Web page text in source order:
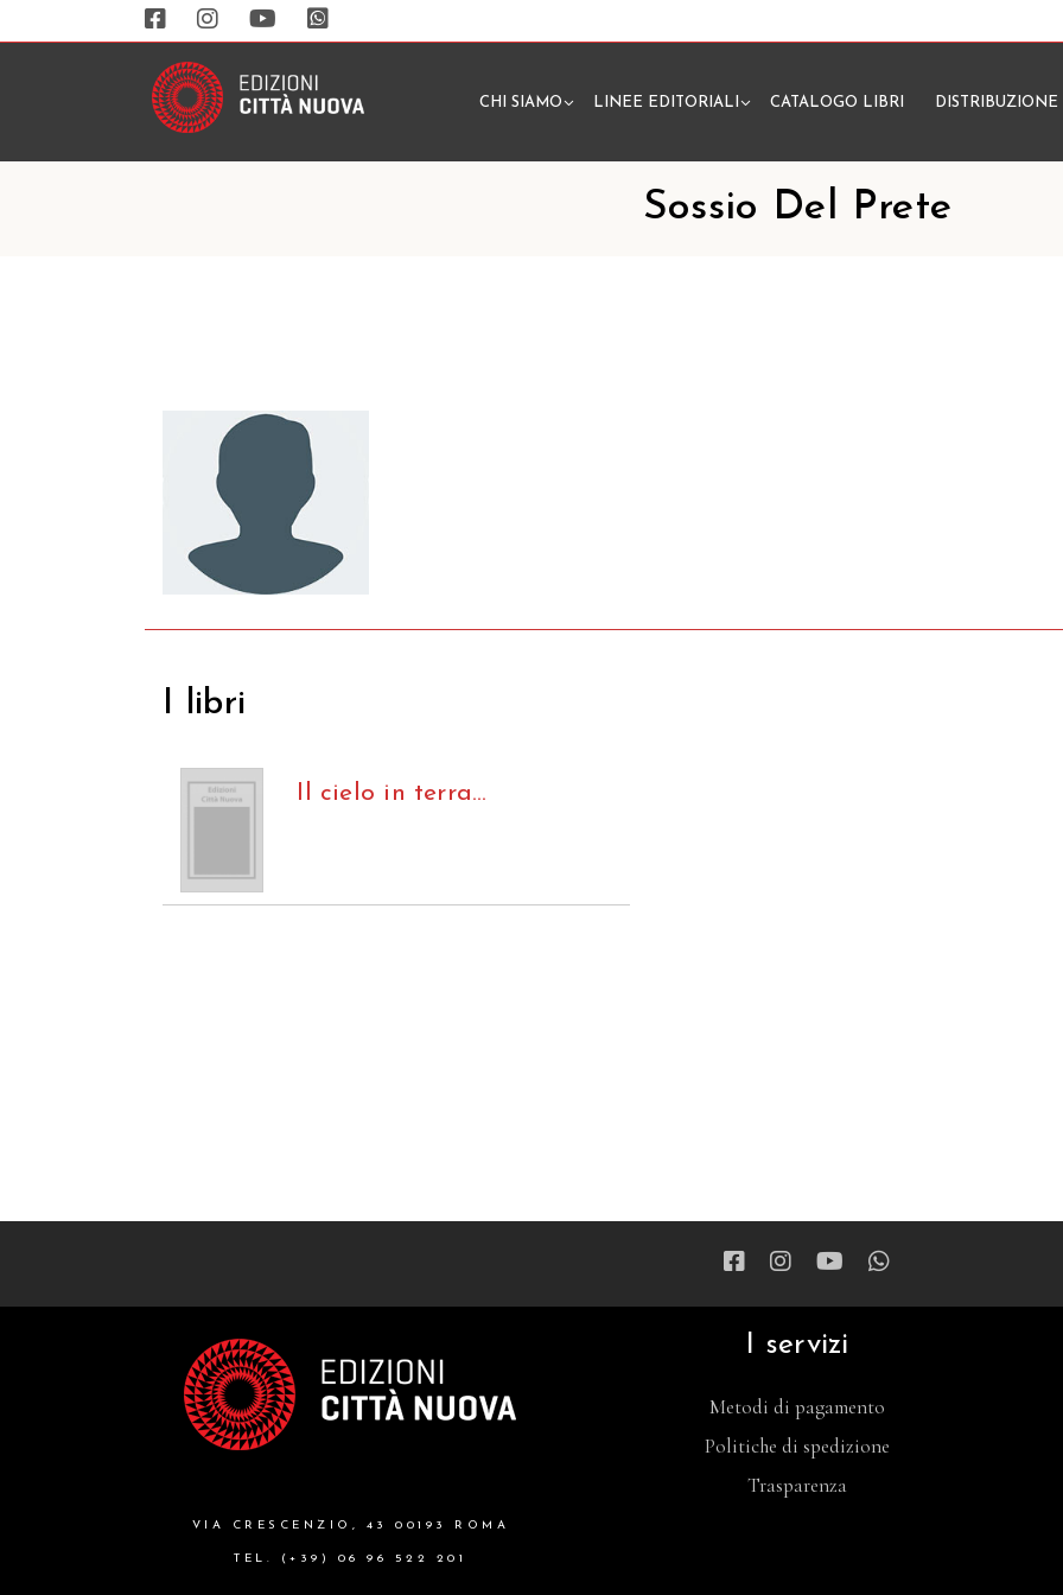
CHI SIAMO LINEE EDITORIALI CATALOGO LIBRI DISTRIBUZIONE
Sossio Del Prete
I libri
Il cielo in terra…
VIA CRESCENZIO, 43 00193 ROMA
TEL. (+39) 06 96 522 201
I servizi
Metodi di pagamento
Politiche di spedizione
Trasparenza